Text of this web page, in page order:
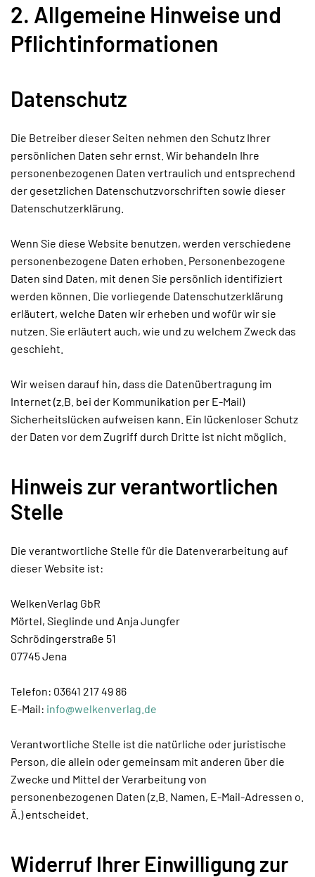
2. Allgemeine Hinweise und
Pflichtinformationen
Datenschutz
Die Betreiber dieser Seiten nehmen den Schutz Ihrer
persönlichen Daten sehr ernst. Wir behandeln Ihre
personenbezogenen Daten vertraulich und entsprechend
der gesetzlichen Datenschutzvorschriften sowie dieser
Datenschutzerklärung.
Wenn Sie diese Website benutzen, werden verschiedene
personenbezogene Daten erhoben. Personenbezogene
Daten sind Daten, mit denen Sie persönlich identifiziert
werden können. Die vorliegende Datenschutzerklärung
erläutert, welche Daten wir erheben und wofür wir sie
nutzen. Sie erläutert auch, wie und zu welchem Zweck das
geschieht.
Wir weisen darauf hin, dass die Datenübertragung im
Internet (z.B. bei der Kommunikation per E-Mail)
Sicherheitslücken aufweisen kann. Ein lückenloser Schutz
der Daten vor dem Zugriff durch Dritte ist nicht möglich.
Hinweis zur verantwortlichen
Stelle
Die verantwortliche Stelle für die Datenverarbeitung auf
dieser Website ist:
WelkenVerlag GbR
Mörtel, Sieglinde und Anja Jungfer
Schrödingerstraße 51
07745 Jena
Telefon: 03641 217 49 86
E-Mail: info@welkenverlag.de
Verantwortliche Stelle ist die natürliche oder juristische
Person, die allein oder gemeinsam mit anderen über die
Zwecke und Mittel der Verarbeitung von
personenbezogenen Daten (z.B. Namen, E-Mail-Adressen o.
Ä.) entscheidet.
Widerruf Ihrer Einwilligung zur